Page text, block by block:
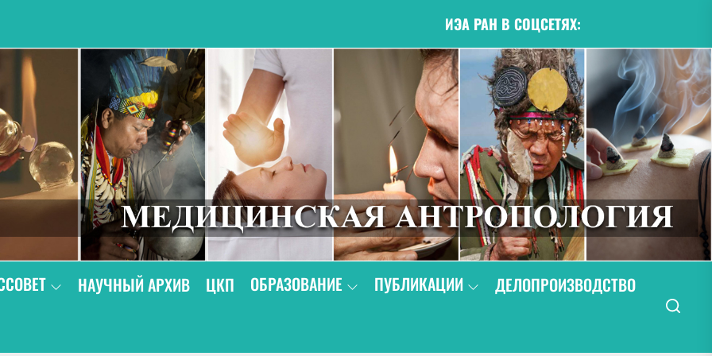
ИЭА РАН В СОЦСЕТЯХ:
НАУЧНЫЙ АРХИВ ЦКП ОБРАЗОВАНИЕ ПУБЛИКАЦИИ
ДЕЛОПРОИЗВОДСТВО